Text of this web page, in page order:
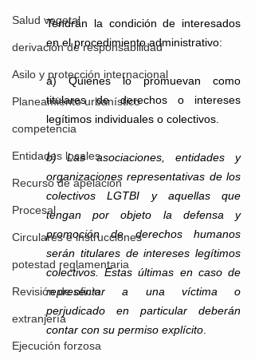
Salud vegetal
derivación de responsabilidad
Asilo y protección internacional
Planeamiento urbanístico
competencia
Entidades locales
Recurso de apelación
Procesal
Circulares e instrucciones
potestad reglamentaria
Revisión de oficio
extranjería
Ejecución forzosa
Tendrán la condición de interesados
en el procedimiento administrativo:
a) Quienes lo promuevan como
titulares de derechos o intereses
legítimos individuales o colectivos.
b) Las asociaciones, entidades y
organizaciones representativas de los
colectivos LGTBI y aquellas que
tengan por objeto la defensa y
promoción de derechos humanos
serán titulares de intereses legítimos
colectivos. Estas últimas en caso de
representar a una víctima o
perjudicado en particular deberán
contar con su permiso explícito